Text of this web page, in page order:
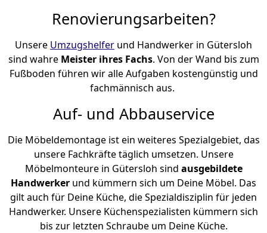
Renovierungsarbeiten?
Unsere Umzugshelfer und Handwerker in Gütersloh
sind wahre Meister ihres Fachs. Von der Wand bis zum
Fußboden führen wir alle Aufgaben kostengünstig und
fachmännisch aus.
Auf- und Abbauservice
Die Möbeldemontage ist ein weiteres Spezialgebiet, das
unsere Fachkräfte täglich umsetzen. Unsere
Möbelmonteure in Gütersloh sind ausgebildete
Handwerker und kümmern sich um Deine Möbel. Das
gilt auch für Deine Küche, die Spezialdisziplin für jeden
Handwerker. Unsere Küchenspezialisten kümmern sich
bis zur letzten Schraube um Deine Küche.